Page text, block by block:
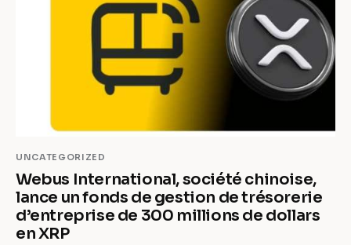
UNCATEGORIZED
Webus International, société chinoise,
lance un fonds de gestion de trésorerie
d’entreprise de 300 millions de dollars
en XRP